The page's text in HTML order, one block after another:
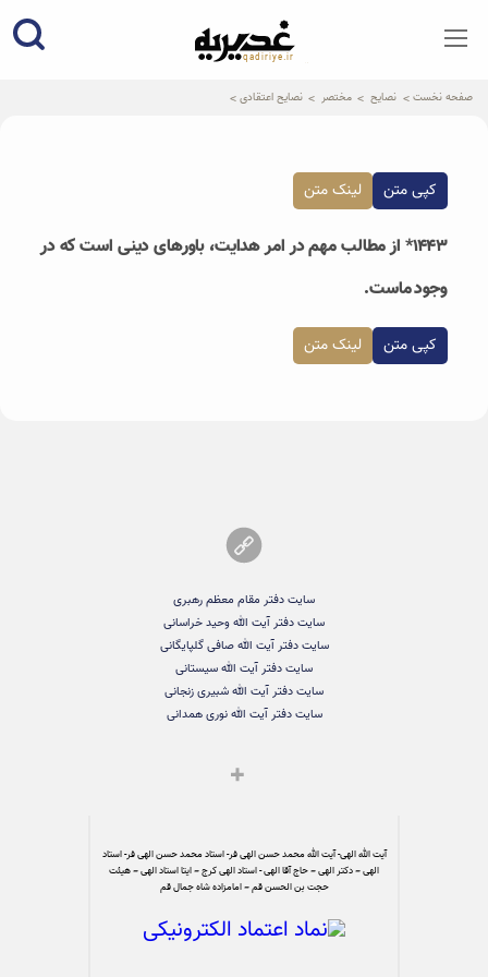
qadiriye.ir
نشریه ی غدیریه-بیانات استاد
صفحه نخست نصایح مختصر نصایح اعتقادی
کپی متن لینک متن
۱۴۴۳* از مطالب مهم در امر هدایت، باورهای دینی است که در
وجود ماست.
کپی متن لینک متن
سایت دفتر مقام معظم رهبری
سایت دفتر آیت الله وحید خراسانی
سایت دفتر آیت الله صافی گلپایگانی
سایت دفتر آیت الله سیستانی
سایت دفتر آیت الله شبیری زنجانی
سایت دفتر آیت الله نوری همدانی
آیت الله الهی- آیت الله محمد حسن الهی فر- استاد محمد حسن الهی فر- استاد
الهی – دکتر الهی – حاج آقا الهی - استاد الهی کرج – ایتا استاد الهی – هیئت
حجت بن الحسن قم – امامزاده شاه جمال قم